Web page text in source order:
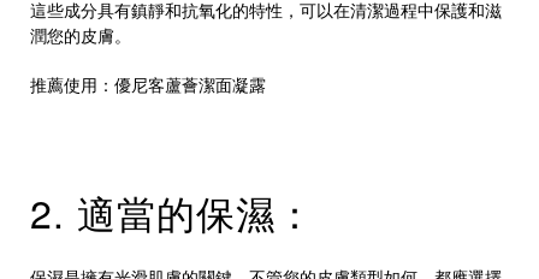
這些成分具有鎮靜和抗氧化的特性，可以在清潔過程中保護和滋
潤您的皮膚。
推薦使用： 優尼客蘆薈潔面凝露
2. 適當的保濕：